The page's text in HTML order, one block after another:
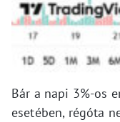
Bár a napi 3%-os
esetében, régóta